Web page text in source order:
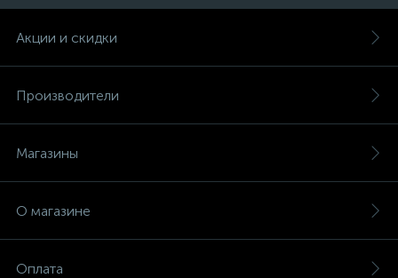
Акции и скидки
Производители
Магазины
О магазине
Оплата